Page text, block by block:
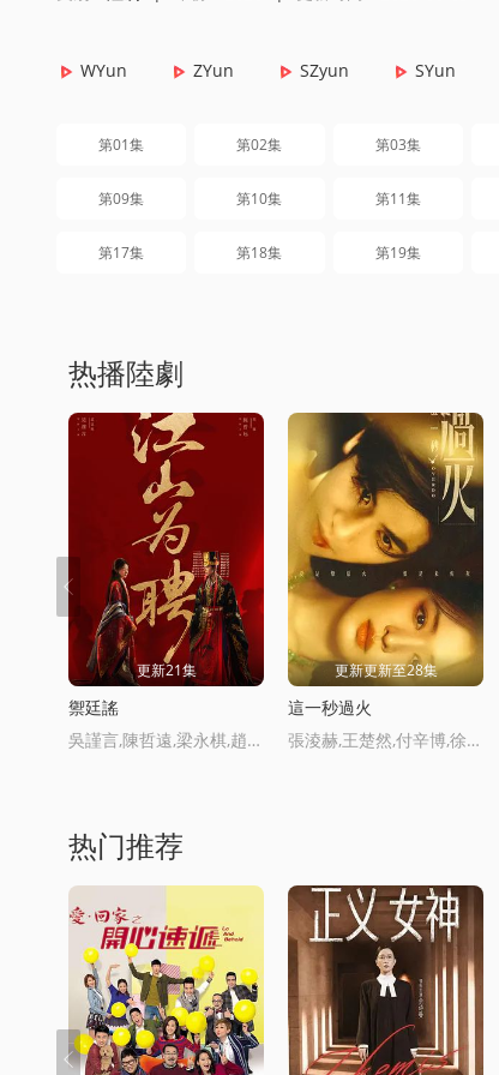
WYun ZYun SZyun SYun
第01集 第02集 第03集
第09集 第10集 第11集
第17集 第18集 第19集
热播陸劇
更新21集
禦廷謠
吳謹言,陳哲遠,梁永棋,趙昭儀,張南,郭品超,盛一倫,吳岱融,黃祖鑫,宋麒
更新更新至28集
這一秒過火
張淩赫,王楚然,付辛博,徐振軒
热门推荐